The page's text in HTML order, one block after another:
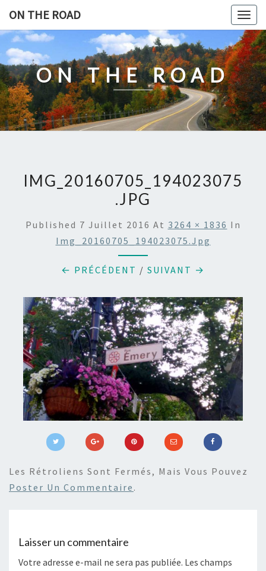
content
ON THE ROAD
ON THE ROAD
IMG_20160705_194023075
.JPG
Published 7 Juillet 2016 At 3264 × 1836 In
Img_20160705_194023075.jpg
← PRÉCÉDENT / SUIVANT →
Les Rétroliens Sont Fermés, Mais Vous Pouvez
Poster Un Commentaire .
Laisser un commentaire
Votre adresse e-mail ne sera pas publiée. Les champs